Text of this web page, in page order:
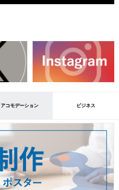
アコモデーション ビジネス